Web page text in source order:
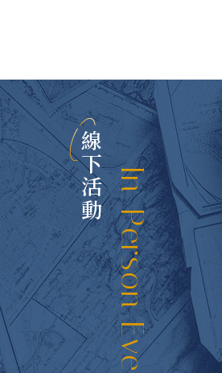
線下活動In-Person Events